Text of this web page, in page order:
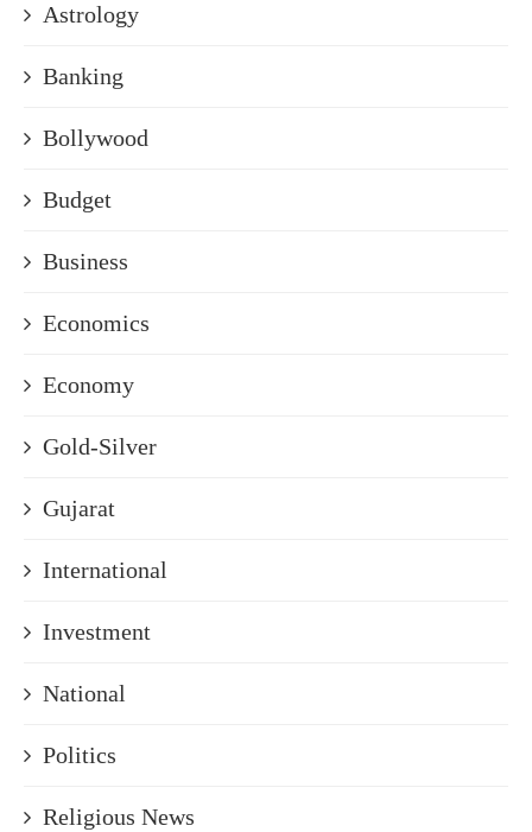
Astrology
Banking
Bollywood
Budget
Business
Economics
Economy
Gold-Silver
Gujarat
International
Investment
National
Politics
Religious News